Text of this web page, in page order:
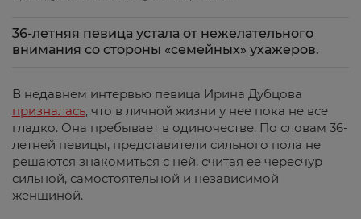
36-летняя певица устала от нежелательного
внимания со стороны «семейных» ухажеров.
В недавнем интервью певица Ирина Дубцова
призналась, что в личной жизни у нее пока не все
гладко. Она пребывает в одиночестве. По словам 36-
летней певицы, представители сильного пола не
решаются знакомиться с ней, считая ее чересчур
сильной, самостоятельной и независимой
женщиной.